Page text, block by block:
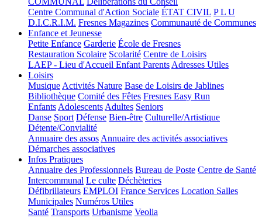
Centre Communal d'Action Sociale ÉTAT CIVIL P L U
D.I.C.R.I.M. Fresnes Magazines Communauté de Communes
Enfance et Jeunesse
Petite Enfance Garderie École de Fresnes
Restauration Scolaire Scolarité Centre de Loisirs
LAEP - Lieu d'Accueil Enfant ParentsAdresses Utiles
Loisirs
MusiqueActivités Nature Base de Loisirs de Jablines
Bibliothèque Comité des Fêtes Fresnes Easy Run
EnfantsAdolescentsAdultes Seniors
Danse Sport Défense Bien-être Culturelle/Artistique
Détente/Convialité
Annuaire des assosAnnuaire des activités associatives
Démarches associatives
Infos Pratiques
Annuaire des Professionnels Bureau de Poste Centre de Santé
Intercommunal Le culte Déchèteries
Défibrillateurs EMPLOI France Services Location Salles
Municipales Numéros Utiles
Santé Transports Urbanisme Veolia